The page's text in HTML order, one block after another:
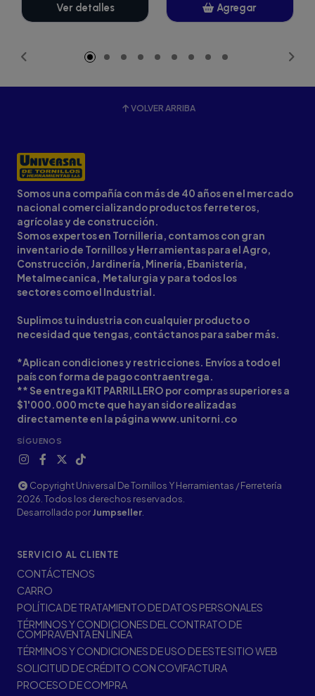
Ver detalles Agregar
VOLVER ARRIBA
Somos una compañía con más de 40 años en el mercado
nacional comercializando productos ferreteros,
agrícolas y de construcción.
Somos expertos en Tornilleria, contamos con gran
inventario de Tornillos y Herramientas para el Agro,
Construcción, Jardinería, Minería, Ebanistería,
Metalmecanica, Metalurgia y para todos los
sectores como el Industrial.
Suplimos tu industria con cualquier producto o
necesidad que tengas, contáctanos para saber más.
*Aplican condiciones y restricciones. Envíos a todo el
país con forma de pago contraentrega.
** Se entrega KIT PARRILLERO por compras superiores a
$1'000.000 mcte que hayan sido realizadas
directamente en la página www.unitorni.co
SÍGUENOS
Copyright Universal De Tornillos Y Herramientas / Ferretería
2026. Todos los derechos reservados.
Desarrollado porJumpseller
SERVICIO AL CLIENTE
CONTÁCTENOS
CARRO
POLÍTICA DE TRATAMIENTO DE DATOS PERSONALES
TÉRMINOS Y CONDICIONES DEL CONTRATO DE
COMPRAVENTA EN LÍNEA
TÉRMINOS Y CONDICIONES DE USO DE ESTE SITIO WEB
SOLICITUD DE CRÉDITO CON COVIFACTURA
PROCESO DE COMPRA